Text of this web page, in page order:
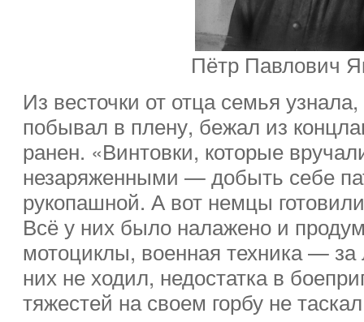
Пётр Павлович
Из весточки от отца семья
побывал в плену, бежал из
ранен. «Винтовки, которые
незаряженными — добыть себе
рукопашной. А вот немцы
Всё у них было налажено и
мотоциклы, военная техника —
них не ходил, недостатка в
тяжестей на своем горбу не